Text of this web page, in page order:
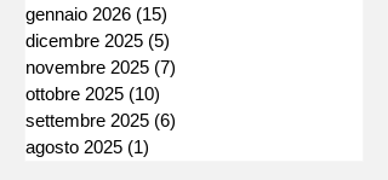
gennaio 2026 (15)
dicembre 2025 (5)
novembre 2025 (7)
ottobre 2025 (10)
settembre 2025 (6)
agosto 2025 (1)